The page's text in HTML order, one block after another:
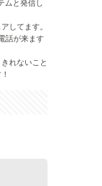
ムと発信し
してます。
話が来ます
れないこと